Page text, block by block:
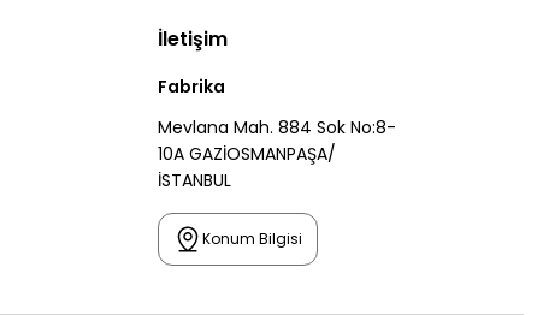
İletişim
Fabrika
Mevlana Mah. 884 Sok No:8-
10A GAZİOSMANPAŞA/
İSTANBUL
Konum Bilgisi